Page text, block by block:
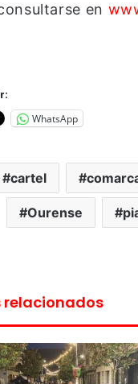
en
WhatsApp
cartel
Ourense
relacionados